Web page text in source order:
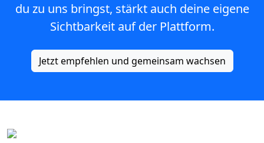
du zu uns bringst, stärkt auch deine eigene
Sichtbarkeit auf der Plattform.
Jetzt empfehlen und gemeinsam wachsen